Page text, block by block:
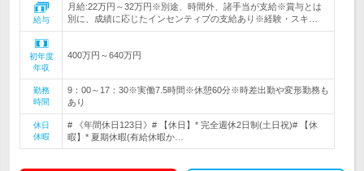
給与
月給:22万円～32万円※別途、時間外、諸手当が支給※賞与とは
別に、成績に応じたインセンティブの支給あり※経験・スキ…
初年度
年収
400万円～640万円
勤務
時間
9：00～17：30※実働7.5時間※休憩60分※時差出勤や変形勤務も
あり
休日
休暇
# 《年間休日123日》# 【休日】* 完全週休2日制(土日祝)# 【休
暇】* 夏期休暇(有給休暇か…